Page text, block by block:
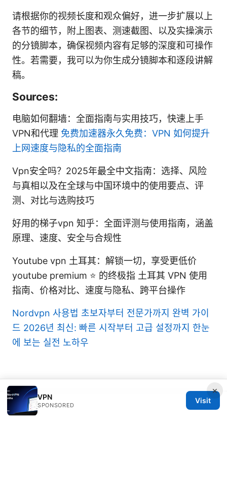
请根据你的视频长度和观众偏好，进一步扩展以上
各节的细节，附上图表、测速截图、以及实操演示
的分镜脚本，确保视频内容有足够的深度和可操作
性。若需要，我可以为你生成分镜脚本和逐段讲解
稿。
Sources:
电脑如何翻墙：全面指南与实用技巧，快速上手
VPN和代理 免费加速器永久免费：VPN 如何提升
上网速度与隐私的全面指南
Vpn安全吗？2025年最全中文指南：选择、风险
与真相以及在全球与中国环境中的使用要点、评
测、对比与选购技巧
好用的梯子vpn 知乎：全面评测与使用指南，涵盖
原理、速度、安全与合规性
Youtube vpn 土耳其：解锁一切，享受更低价
youtube premium ⭐ 的终极指 土耳其 VPN 使用
指南、价格对比、速度与隐私、跨平台操作
Nordvpn 사용법 초보자부터 전문가까지 완벽 가이
드 2026년 최신: 빠른 시작부터 고급 설정까지 한눈
에 보는 실전 노하우
×
VPN
SPONSORED
Visit
© 2026 DIRECDUO. ALL RIGHTS RESERVED.